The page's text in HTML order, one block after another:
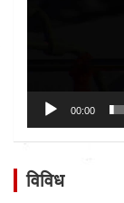
00:00
विविध